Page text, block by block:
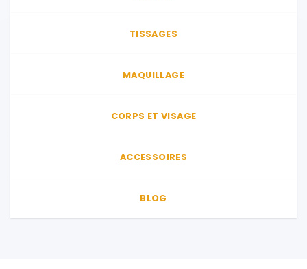
TISSAGES
MAQUILLAGE
CORPS ET VISAGE
ACCESSOIRES
BLOG